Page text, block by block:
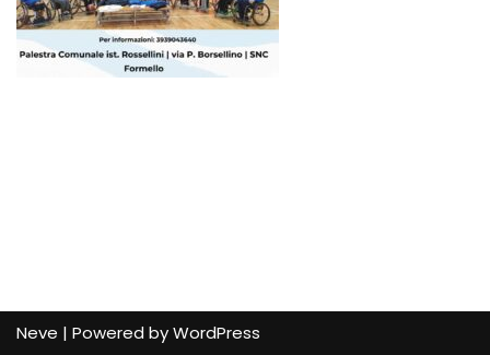
Neve | Powered byWordPress